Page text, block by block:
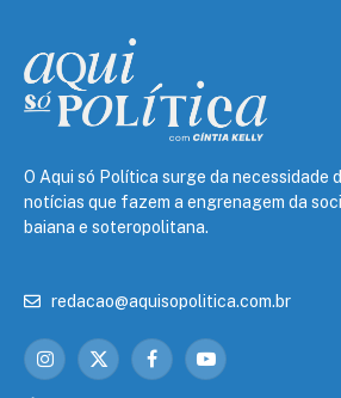
O Aqui só Política surge da necessidade
notícias que fazem a engrenagem da
baiana e soteropolitana.
redacao@aquisopolitica.com.br
Instagram
X
FacebookYouTube